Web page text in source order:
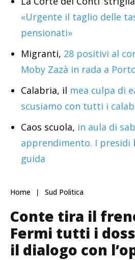
«Urgente il taglio delle
pensionati»
Migranti, 28 positivi al
Moby Zazà in rada a
Calabria, il mea culpa di
scusiamo con tutti i
Caos scuola, in aula di
apprendimento. I presidi
guida
Home Sud Politica
Conte tira il
Fermi tutti i
il dialogo con